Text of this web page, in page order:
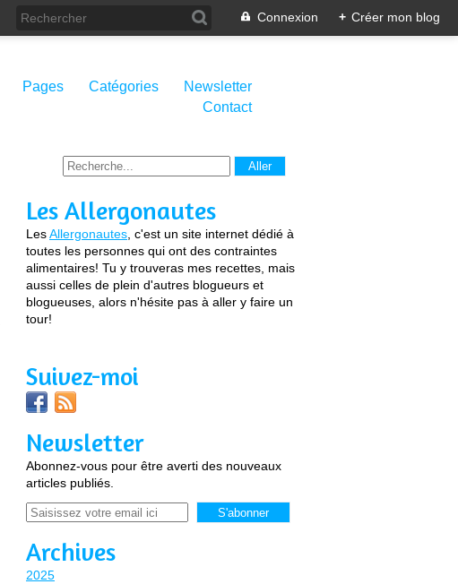
Connexion + Créer mon blog
Pages Catégories
Newsletter
Contact
Les Allergonautes
LesAllergonautes , c'est un site internet dédié à
toutes les personnes qui ont des contraintes
alimentaires! Tu y trouveras mes recettes, mais
aussi celles de plein d'autres blogueurs et
blogueuses, alors n'hésite pas à aller y faire un
tour!
Suivez-moi
Newsletter
Abonnez-vous pour être averti des nouveaux
articles publiés.
Email
Archives
2025